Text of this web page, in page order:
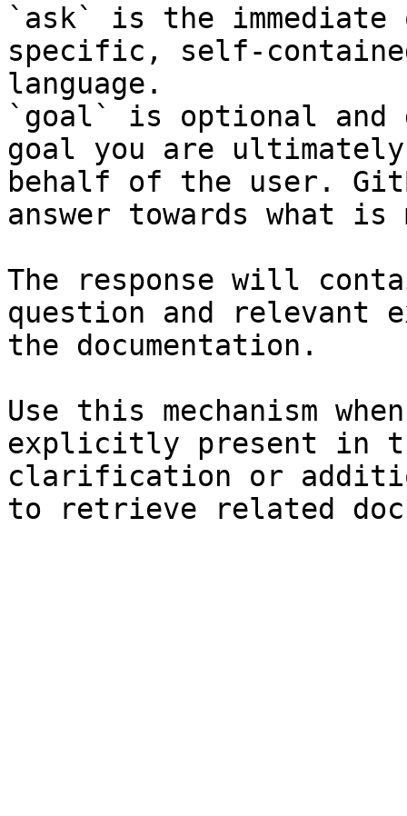
`ask` is the
specific, self-
language.
`goal` is optional and
goal you are
behalf of the user.
answer towards what
The response will
question and relevant
the documentation.
Use this mechanism
explicitly present in
clarification or